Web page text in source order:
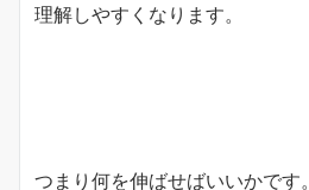
理解しやすくなります。
つまり何を伸ばせばいいかです。